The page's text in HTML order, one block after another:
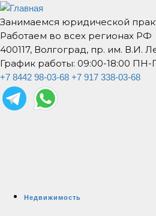
Занимаемся юридической
Работаем во всех регионах РФ
400117, Волгоград, пр. им. В.И.
График работы: 09:00-18:00 ПН-
+7 8442 98-03-68 +7 917 338-03-68
Недвижимость